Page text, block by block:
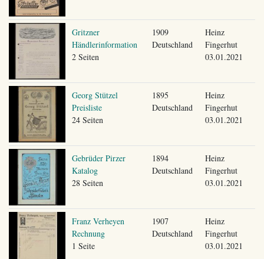
Gritzner
Händlerinformation
2 Seiten
1909
Deutschland
Heinz
Fingerhut
03.01.2021
Georg Stützel
Preisliste
24 Seiten
1895
Deutschland
Heinz
Fingerhut
03.01.2021
Gebrüder Pirzer
Katalog
28 Seiten
1894
Deutschland
Heinz
Fingerhut
03.01.2021
Franz Verheyen
Rechnung
1 Seite
1907
Deutschland
Heinz
Fingerhut
03.01.2021